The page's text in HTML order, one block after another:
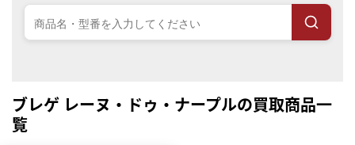
ブレゲ レーヌ・ドゥ・ナープルの買取商品一
覧